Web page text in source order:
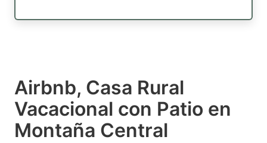
Airbnb, Casa Rural
Vacacional con Patio en
Montaña Central